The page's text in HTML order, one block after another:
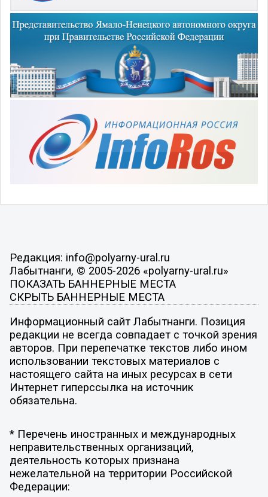
Редакция: info@polyarny-ural.ru
Лабытнанги, © 2005-2026 «polyarny-ural.ru»
ПОКАЗАТЬ БАННЕРНЫЕ МЕСТА
СКРЫТЬ БАННЕРНЫЕ МЕСТА
Информационный сайт Лабытнанги. Позиция
редакции не всегда совпадает с точкой зрения
авторов. При перепечатке текстов либо ином
использовании текстовых материалов с
настоящего сайта на иных ресурсах в сети
Интернет гиперссылка на источник
обязательна.
* Перечень иностранных и международных
неправительственных организаций,
деятельность которых признана
нежелательной на территории Российской
Федерации: